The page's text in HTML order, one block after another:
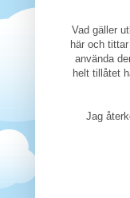
Vad gäller
här och
använda
helt tillåtet
Jag